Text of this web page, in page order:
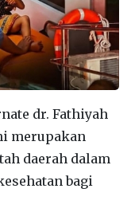
dr. Fathiyah
merupakan
daerah dalam
bagi